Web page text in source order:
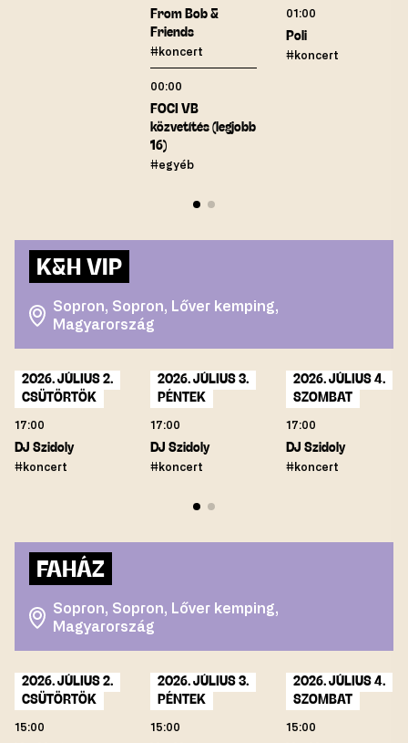
From Bob &
Friends
#koncert
00:00
FOCI VB
közvetítés (legjobb
16)
#egyéb
01:00
Poli
#koncert
K&H VIP
Sopron, Sopron, Lőver kemping,
Magyarország
2026. JÚLIUS 2.
CSÜTÖRTÖK
17:00
DJ Szidoly
#koncert
2026. JÚLIUS 3.
PÉNTEK
17:00
DJ Szidoly
#koncert
2026. JÚLIUS 4.
SZOMBAT
17:00
DJ Szidoly
#koncert
FAHÁZ
Sopron, Sopron, Lőver kemping,
Magyarország
2026. JÚLIUS 2.
CSÜTÖRTÖK
15:00
2026. JÚLIUS 3.
PÉNTEK
15:00
2026. JÚLIUS 4.
SZOMBAT
15:00